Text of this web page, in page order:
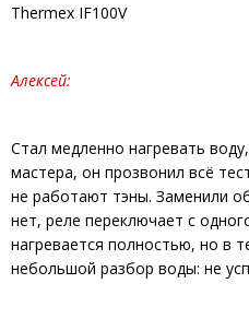
Thermex IF100V
Алексей:
Стал медленно нагревать
мастера, он прозвонил всё
не работают тэны. Заменили
нет, реле переключает с
нагревается полностью, но в
небольшой разбор воды: не